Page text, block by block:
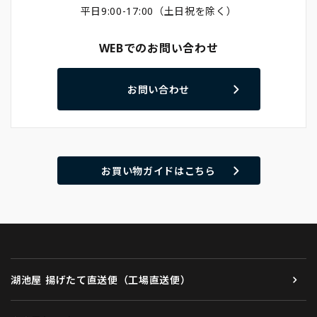
平日9:00-17:00（土日祝を除く）
WEBでのお問い合わせ
お問い合わせ
お買い物ガイドはこちら
湖池屋 揚げたて直送便（工場直送便）